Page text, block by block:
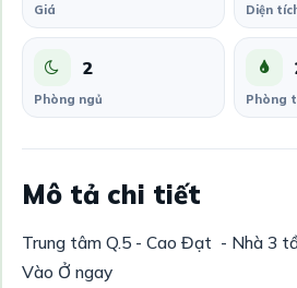
Giá Diện
2
Phòng ngủ Phòng
Mô tả chi tiết
Trung tâm Q.5 - Cao Đạt - Nhà 3
Vào Ở ngay